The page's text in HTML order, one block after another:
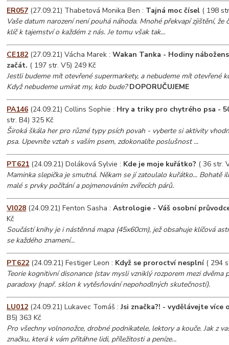
ER057 (27.09.21) Thabetová Monika Ben : Tajná moc čísel ( 198
Vaše datum narození není pouhá náhoda. Mnohé překvapí zjištění, že
klíč k tajemství o každém z nás. Je tomu však tak...
CE182 (27.09.21) Vácha Marek :Wakan Tanka - Hodiny
začát. ( 197 str. V5) 249 Kč
Jestli budeme mít otevřené supermarkety, a nebudeme mít otevřené
Když nebudeme umírat my, kdo bude? DOPORUČUJEME
PA146 (24.09.21) Collins Sophie : Hry a triky pro chytrého psa -
str. B4) 325 Kč
Široká škála her pro různé typy psích povah - vyberte si aktivity
psa. Upevníte vztah s vaším psem, zdokonalíte poslušnost ...
PT621 (24.09.21) Doláková Sylvie : Kde je moje kuřátko? ( 36 str.
Maminka slepička je smutná. Někam se jí zatoulalo kuřátko... Bohatě
malé s prvky počítání a pojmenováním zvířecích párů.
VI028 (24.09.21) Fenton Sasha :Astrologie - Váš osobní
Kč
Součástí knihy je i nástěnná mapa (45x60cm), jež obsahuje klíčová
se každého znamení...
PT622 (24.09.21) Festiger Leon : Když se proroctví nesplní( 294
Teorie kognitivní disonance (stav mysli vzniklý rozporem mezi dvěma
paradoxy (např. sklon k vytěsňování nepohodlných skutečností).
LU012 (24.09.21) Lukavec Tomáš :Jsi značka?! - vydělávejte více
B5) 363 Kč
Pro všechny volnonožce, drobné podnikatele, lektory a kouče. Jak z
značku, která k vám přitáhne lidi, příležitosti a peníze...